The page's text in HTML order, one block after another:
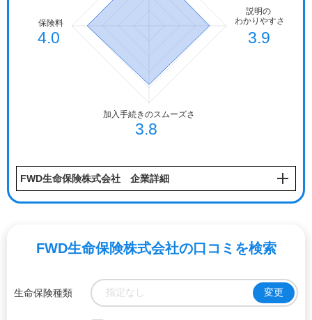
FWD生命保険株式会社 企業詳細
FWD生命保険株式会社の口コミ を検索
生命保険種類 指定なし 変更